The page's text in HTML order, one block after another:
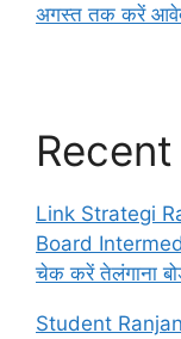
अगस्त तक करें
Link Strategi
Board
चेक करें तेलंगाना
Student